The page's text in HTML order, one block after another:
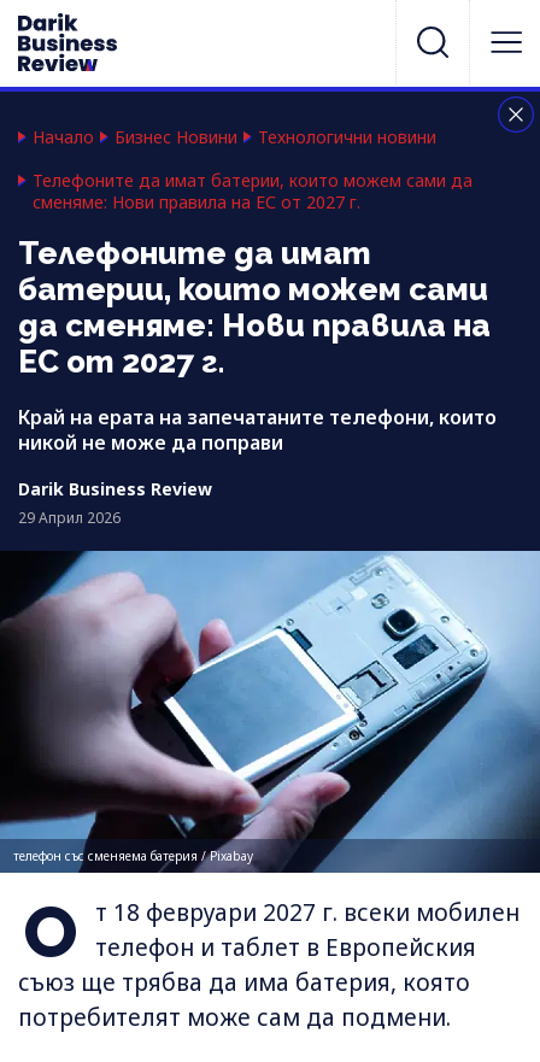
Начало Бизнес Новини
Технологични новини
Телефоните да имат батерии, които можем сами да
сменяме: Нови правила на ЕС от 2027 г.
Телефоните да имат
батерии, които можем сами
да сменяме: Нови правила на
ЕС от 2027 г.
Край на ерата на запечатаните телефони, които
никой не може да поправи
Darik Business Review
29 Април 2026
телефон със сменяема батерия / Pixabay
О
т 18 февруари 2027 г. всеки мобилен
телефон и таблет в Европейския
съюз ще трябва да има батерия, която
потребителят може сам да подмени.